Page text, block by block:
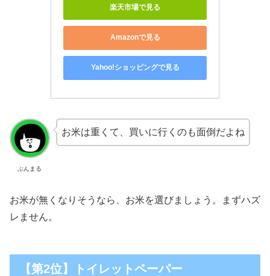
楽天市場で見る
Amazonで見る
Yahoo!ショッピングで見る
ぷんまる
お米は重くて、買いに行くのも面倒だよね
お米が無くなりそうなら、お米を選びましょう。まずハズ
レません。
【第2位】トイレットペーパー